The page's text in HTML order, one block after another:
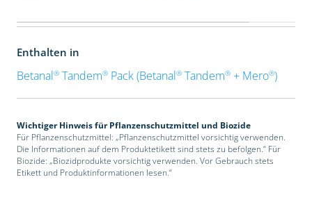
Enthalten in
Betanal®Tandem®Pack (Betanal®Tandem®+ Mero®)
Wichtiger Hinweis für Pflanzenschutzmittel und Biozide
Für Pflanzenschutzmittel: „Pflanzenschutzmittel vorsichtig verwenden.
Die Informationen auf dem Produktetikett sind stets zu befolgen.“ Für
Biozide: „Biozidprodukte vorsichtig verwenden. Vor Gebrauch stets
Etikett und Produktinformationen lesen.“